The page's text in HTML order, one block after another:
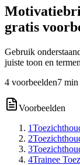
gratis
Gebruik
juiste toon en
4 voorbeelden7 min
Voorbeelden
1
2
3
4Trainee